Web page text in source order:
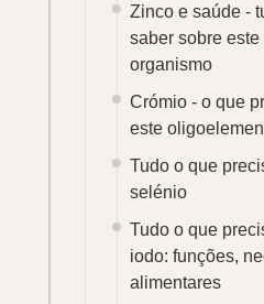
Zinco e saúde -
saber sobre
organismo
Crómio - o que
este
Tudo o que
selénio
Tudo o que
iodo: funções,
alimentares